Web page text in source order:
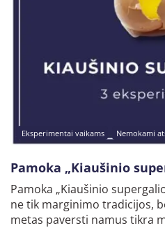
Eksperimentai vaikams Nemokami
Pamoka „Kiaušinio
Pamoka „Kiaušinio
ne tik marginimo tradicijos,
metas paversti namus tikra